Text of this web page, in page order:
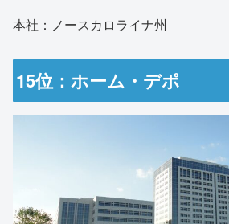
本社：ノースカロライナ州
15位：ホーム・デポ